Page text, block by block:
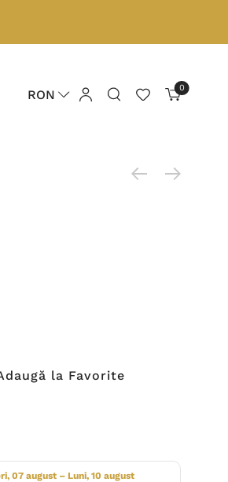
RON 0
la Favorite
07 august – Luni, 10 august